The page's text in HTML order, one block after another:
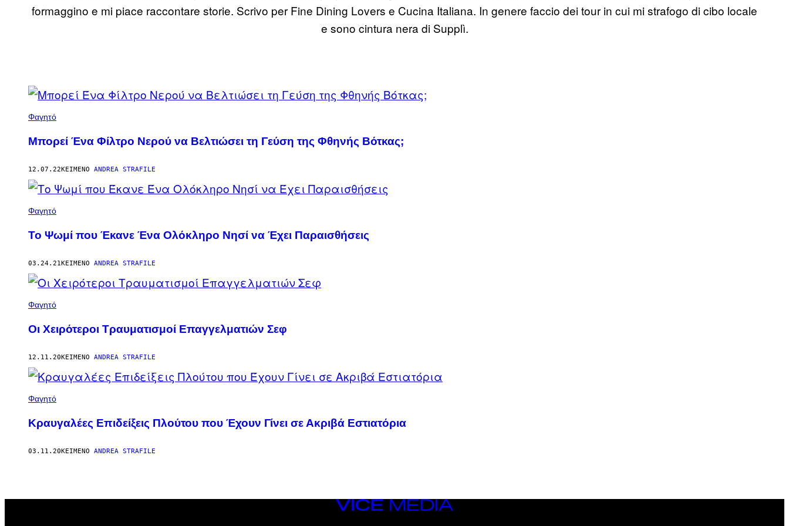
formaggino e mi piace raccontare storie. Scrivo per Fine Dining Lovers e Cucina Italiana. In genere faccio dei tour in cui mi strafogo di cibo locale
e sono cintura nera di Supplì.
POSTS
BY
THIS
Φαγητό
Μπορεί Ένα Φίλτρο Νερού να Βελτιώσει τη Γεύση της Φθηνής Βότκας;
12.07.22ΚΕΊΜΕΝΟ ANDREA STRAFILE
Φαγητό
Το Ψωμί που Έκανε Ένα Ολόκληρο Νησί να Έχει Παραισθήσεις
03.24.21ΚΕΊΜΕΝΟ ANDREA STRAFILE
Φαγητό
Οι Χειρότεροι Τραυματισμοί Επαγγελματιών Σεφ
12.11.20ΚΕΊΜΕΝΟ ANDREA STRAFILE
Φαγητό
Κραυγαλέες Επιδείξεις Πλούτου που Έχουν Γίνει σε Ακριβά Εστιατόρια
03.11.20ΚΕΊΜΕΝΟ ANDREA STRAFILE
VICE